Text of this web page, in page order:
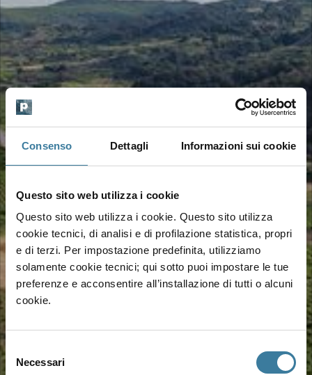
Consenso Dettagli Informazioni sui cookie
Questo sito web utilizza i cookie
Questo sito web utilizza i cookie. Questo sito utilizza
cookie tecnici, di analisi e di profilazione statistica, propri
e di terzi. Per impostazione predefinita, utilizziamo
solamente cookie tecnici; qui sotto puoi impostare le tue
preferenze e acconsentire all’installazione di tutti o alcuni
cookie.
Selezione
delNecessari